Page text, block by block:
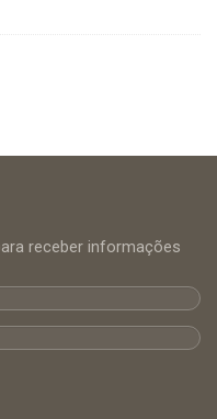
receber informações